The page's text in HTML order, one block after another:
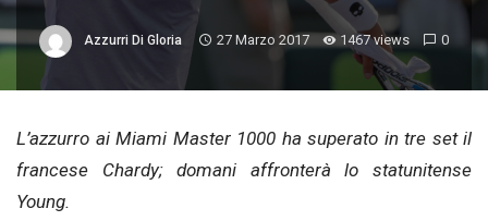
Azzurri Di Gloria 27 Marzo 2017 1467 views 0
L’azzurro ai Miami Master 1000 ha superato in tre set il
francese Chardy; domani affronterà lo statunitense
Young.